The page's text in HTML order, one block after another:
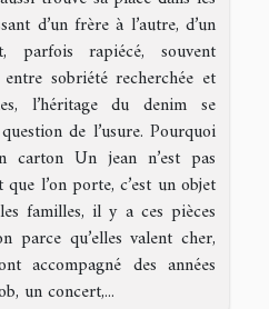
d’un frère à l’autre, d’un
rapiécé, souvent
entre sobriété recherchée et
l’héritage du denim se
de l’usure. Pourquoi
Un jean n’est pas
l’on porte, c’est un objet
familles, il y a ces pièces
parce qu’elles valent cher,
accompagné des années
un concert,...